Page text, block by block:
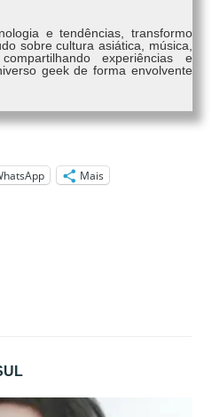
e tendências, transformo
sobre cultura asiática, música,
experiências e
geek de forma envolvente
Mais